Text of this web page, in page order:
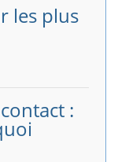
les plus
: